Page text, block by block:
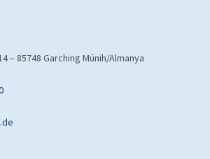
– 85748 Garching Münih/Almanya